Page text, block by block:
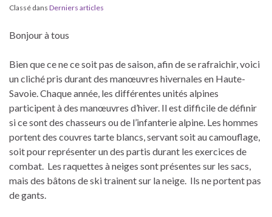
Classé dans Derniers articles
Bonjour à tous
Bien que ce ne ce soit pas de saison, afin de se rafraichir, voici
un cliché pris durant des manœuvres hivernales en Haute-
Savoie. Chaque année, les différentes unités alpines
participent à des manœuvres d’hiver. Il est difficile de définir
si ce sont des chasseurs ou de l’infanterie alpine. Les hommes
portent des couvres tarte blancs, servant soit au camouflage,
soit pour représenter un des partis durant les exercices de
combat. Les raquettes à neiges sont présentes sur les sacs,
mais des bâtons de ski trainent sur la neige. Ils ne portent pas
de gants.